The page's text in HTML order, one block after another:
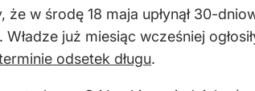
że w środę 18 maja upłynął 30-
Władze już miesiąc wcześniej
odsetek długu.